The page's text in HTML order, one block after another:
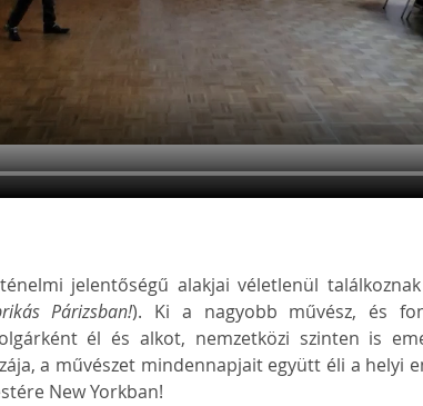
jelentőségű alakjai véletlenül
Párizsban!). Ki a nagyobb művész, és
él és alkot, nemzetközi szinten is
a művészet mindennapjait együtt éli a helyi
New Yorkban!